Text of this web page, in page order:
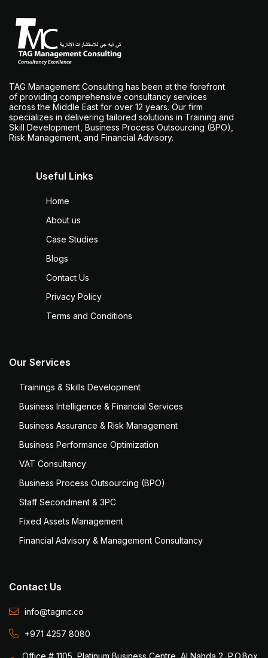
TAG Management Consulting has been at the forefront
of providing comprehensive consultancy services
across the Middle East for over 12 years. Our firm
specializes in delivering tailored solutions in Training and
Skill Development, Business Process Outsourcing (BPO),
Risk Management, and Financial Advisory.
Useful Links
Home
About us
Case Studies
Blogs
Contact Us
Privacy Policy
Terms and Conditions
Our Services
Trainings & Skills Development
Business Intelligence & Financial Services
Business Assurance & Risk Management
Business Performance Optimization
VAT Consultancy
Business Process Outsourcing (BPO)
Staff Secondment & 3PC
Fixed Assets Management
Financial Advisory & Management Consultancy
Contact Us
info@tagmc.co
+971 4257 8080
Office # 1105, Platinum Business Centre, Al Nahda 2, P.O.Box